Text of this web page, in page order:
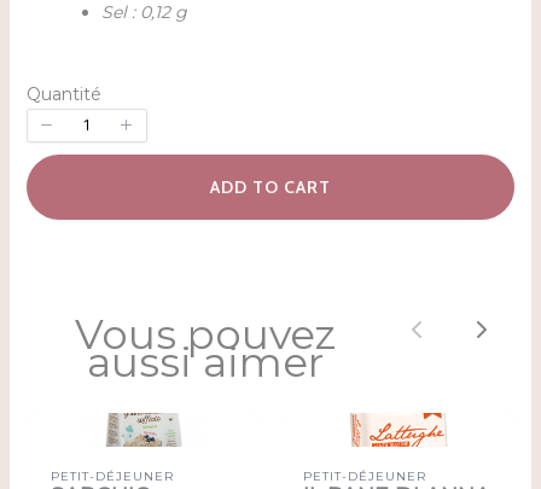
Sel : 0,12 g
Quantité
ADD TO CART
Vous pouvez
aussi aimer Previous
Next
PETIT-DÉJEUNER PETIT-DÉJEUNER